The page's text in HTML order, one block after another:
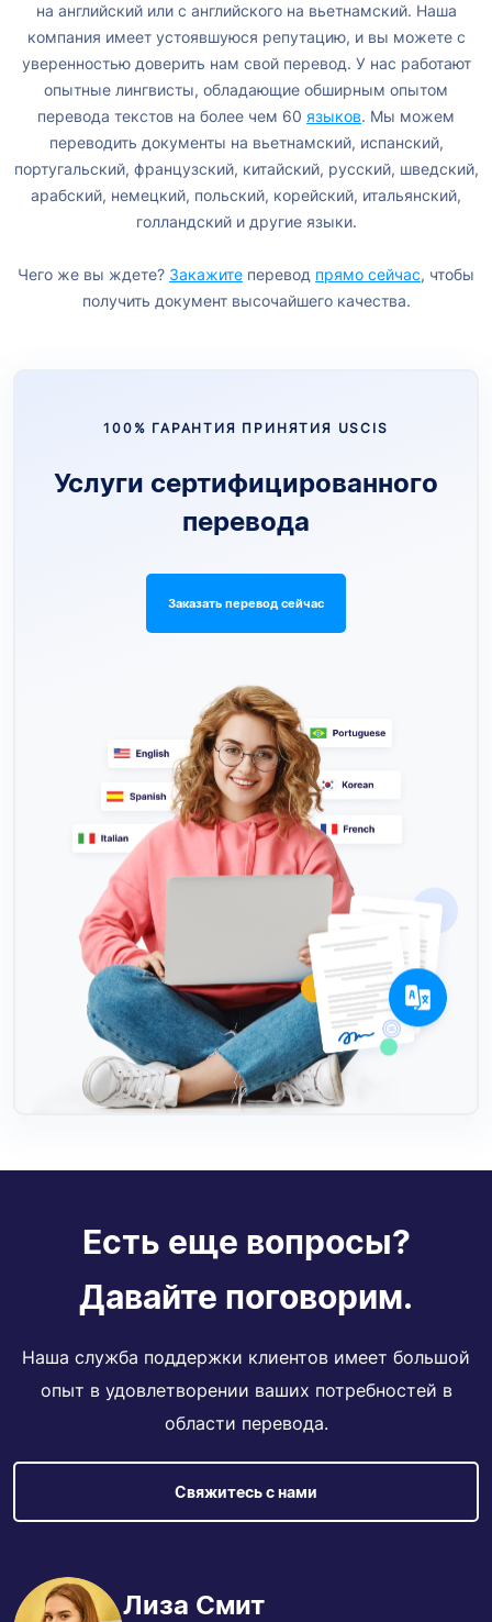
на английский или с английского на вьетнамский. Наша
компания имеет устоявшуюся репутацию, и вы можете с
уверенностью доверить нам свой перевод. У нас работают
опытные лингвисты, обладающие обширным опытом
перевода текстов на более чем 60 языков. Мы можем
переводить документы на вьетнамский, испанский,
португальский, французский, китайский, русский, шведский,
арабский, немецкий, польский, корейский, итальянский,
голландский и другие языки.
Чего же вы ждете? Закажите перевод прямо сейчас, чтобы
получить документ высочайшего качества.
100% ГАРАНТИЯ ПРИНЯТИЯ USCIS
Услуги сертифицированного
перевода
Заказать перевод сейчас
Есть еще вопросы?
Давайте поговорим.
Наша служба поддержки клиентов имеет большой
опыт в удовлетворении ваших потребностей в
области перевода.
Свяжитесь с нами
Лиза Смит